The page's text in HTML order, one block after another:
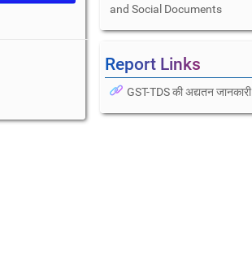
and Social Documents
Report Links
GST-TDS की अद्यतन जानकारी